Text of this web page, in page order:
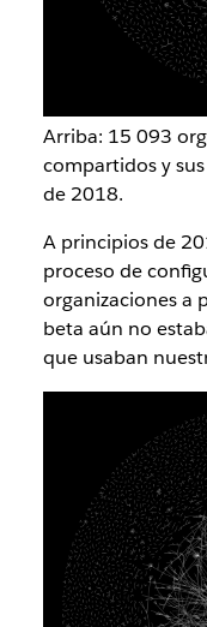
Arriba: 15 093
compartidos y
de 2018.
A principios de
proceso de
organizaciones a
beta aún no
que usaban